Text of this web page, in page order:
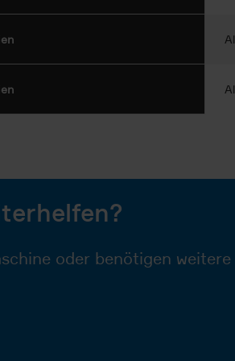
oder benötigen